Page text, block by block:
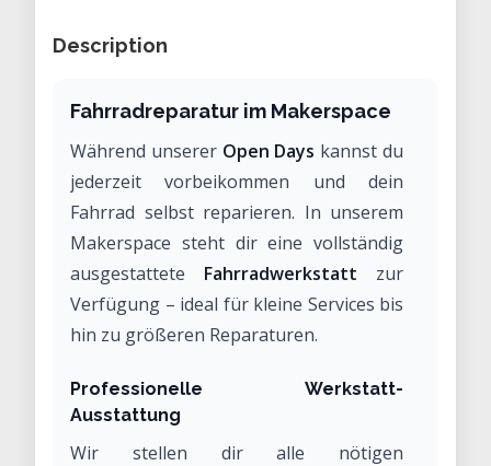
Description
Fahrradreparatur im Makerspace
Während unserer Open Days kannst du
jederzeit vorbeikommen und dein
Fahrrad selbst reparieren. In unserem
Makerspace steht dir eine vollständig
ausgestattete Fahrradwerkstatt zur
Verfügung – ideal für kleine Services bis
hin zu größeren Reparaturen.
Professionelle Werkstatt-
Ausstattung
Wir stellen dir alle nötigen